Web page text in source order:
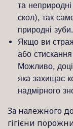
та
скол), так
природні зуби.
Якщо ви
або
Можливо,
яка захищає
надмірного
За належного
гігієни